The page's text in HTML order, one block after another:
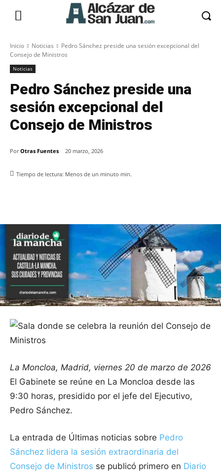
Inicio Noticias
Pedro Sánchez preside una sesión excepcional del
Consejo de Ministros
Noticias
Pedro Sánchez preside una
sesión excepcional del
Consejo de Ministros
Por Otras Fuentes 20 marzo, 2026
Tiempo de lectura: Menos de un minuto min.
La Moncloa, Madrid, viernes 20 de marzo de 2026
El Gabinete se reúne en La Moncloa desde las
9:30 horas, presidido por el jefe del Ejecutivo,
Pedro Sánchez.
La entrada de Últimas noticias sobre Pedro
Sánchez lidera la sesión extraordinaria del
Consejo de Ministros se publicó primero en Diario